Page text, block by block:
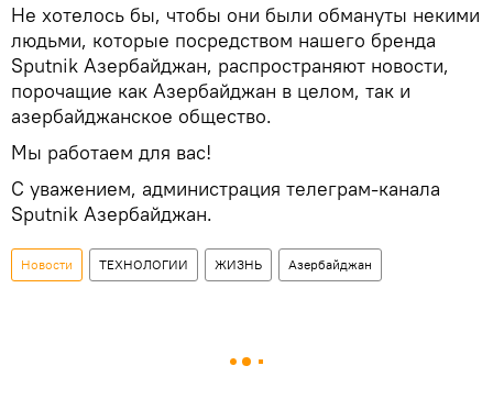
Не хотелось бы, чтобы они были обмануты некими
людьми, которые посредством нашего бренда
Sputnik Азербайджан, распространяют новости,
порочащие как Азербайджан в целом, так и
азербайджанское общество.
Мы работаем для вас!
С уважением, администрация телеграм-канала
Sputnik Азербайджан.
Новости ТЕХНОЛОГИИ ЖИЗНЬ Азербайджан